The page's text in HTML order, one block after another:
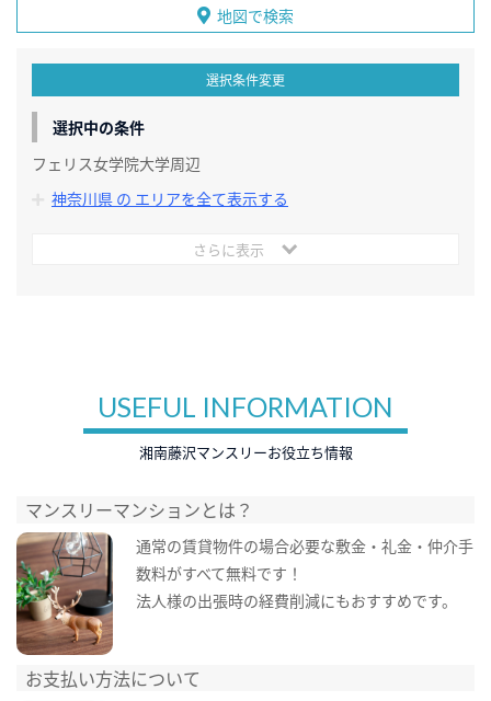
地図で検索
選択条件変更
選択中の条件
フェリス女学院大学周辺
神奈川県 の エリアを全て表示する
さらに表示
USEFUL INFORMATION
湘南藤沢マンスリーお役立ち情報
マンスリーマンションとは？
通常の賃貸物件の場合必要な敷金・礼金・仲介手
数料がすべて無料です！
法人様の出張時の経費削減にもおすすめです。
お支払い方法について